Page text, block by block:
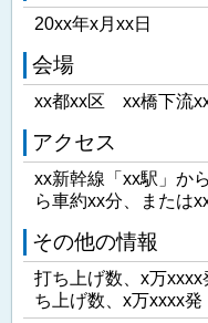
20xx年x月xx日
会場
xx都xx区 xx橋下流
アクセス
xx新幹線「xx駅」か
ら車約xx分、または
その他の情報
打ち上げ数、x万
ち上げ数、x万xxxx